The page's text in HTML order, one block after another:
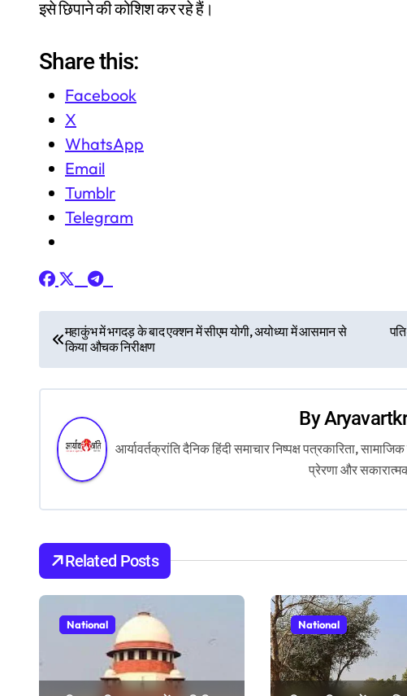
इसे छिपाने की कोशिश कर रहे हैं।
Share this:
Facebook
X
WhatsApp
Email
Tumblr
Telegram
o
s
g
t
महाकुंभ में भगदड़ के बाद एक्शन में सीएम योगी, अयोध्या में आसमान से
किया औचक निरीक्षण
By
आर्यावर्तक्रांति दैनिक हिंदी समाचार निष्पक्ष पत्रकारिता,
प्रेरणा और
Related Posts
National National